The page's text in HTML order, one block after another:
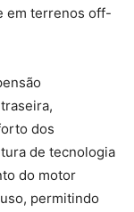
em terrenos off-
dos
de tecnologia
do motor
permitindo